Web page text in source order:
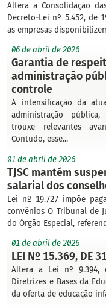
Altera a Consolidação
Decreto-Lei nº 5.452, de
as empresas
06 de abril de 2026
Garantia de
administração
controle
A intensificação da
administração
trouxe relevantes
Contudo, esse...
01 de abril de 2026
TJSC mantém
salarial dos
Lei nº 19.727 impõe
convênios O Tribunal de
do Órgão Especial,
01 de abril de 2026
LEI Nº 15.369, DE
Altera a Lei nº 9.394,
Diretrizes e Bases da
da oferta de educação